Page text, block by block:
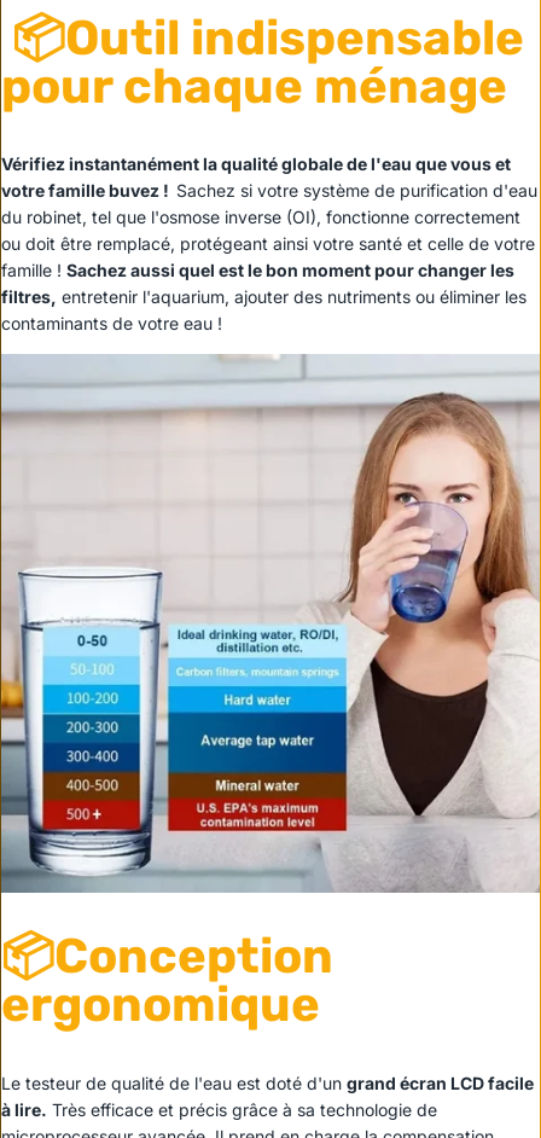
📦Outil indispensable
pour chaque ménage
Vérifiez instantanément la qualité globale de l'eau que vous et
votre famille buvez ! Sachez si votre système de purification d'eau
du robinet, tel que l'osmose inverse (OI), fonctionne correctement
ou doit être remplacé, protégeant ainsi votre santé et celle de votre
famille ! Sachez aussi quel est le bon moment pour changer les
filtres, entretenir l'aquarium, ajouter des nutriments ou éliminer les
contaminants de votre eau !
📦Conception
ergonomique
Le testeur de qualité de l'eau est doté d'un grand écran LCD facile
à lire. Très efficace et précis grâce à sa technologie de